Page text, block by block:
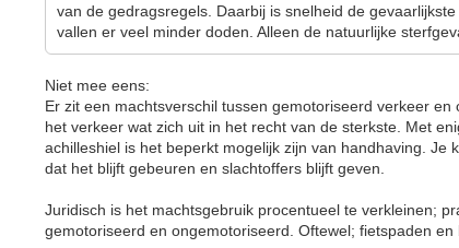
van de gedragsregels. Daarbij is snelheid de
vallen er veel minder doden. Alleen de natuurlijke
Niet mee eens:
Er zit een machtsverschil tussen gemotoriseerd verkeer
het verkeer wat zich uit in het recht van de sterkste. Met
achilleshiel is het beperkt mogelijk zijn van handhaving.
dat het blijft gebeuren en slachtoffers blijft geven.
Juridisch is het machtsgebruik procentueel te verkleinen;
gemotoriseerd en ongemotoriseerd. Oftewel; fietspaden en